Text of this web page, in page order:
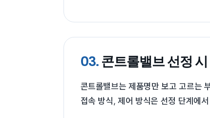
03.콘트롤밸브 선정
콘트롤밸브는 제품명만 보고 고르는
접속 방식, 제어 방식은 선정 단계에